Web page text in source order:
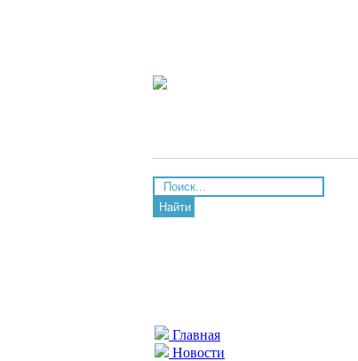
Найти
Главная
Новости